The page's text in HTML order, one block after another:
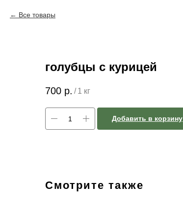
Все товары
голубцы с курицей
700 р. / 1 кг
Добавить в корзину
Смотрите также